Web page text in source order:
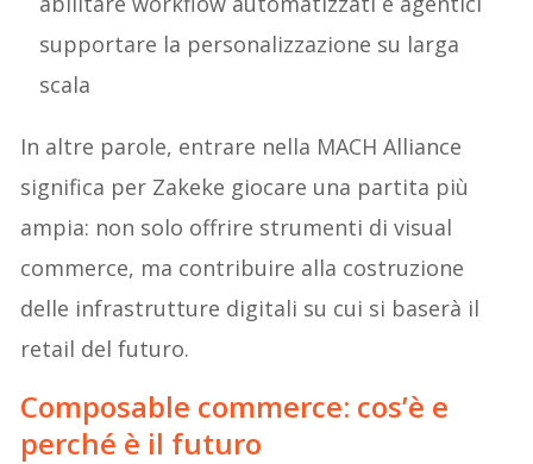
supportare la personalizzazione su larga
scala
In altre parole, entrare nella MACH Alliance
significa per Zakeke giocare una partita più
ampia: non solo offrire strumenti di visual
commerce, ma contribuire alla costruzione
delle infrastrutture digitali su cui si baserà il
retail del futuro.
Composable commerce: cos’è e
perché è il futuro